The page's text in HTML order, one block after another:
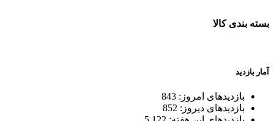
بسته بندی کالا
آمار بازدید
بازدیدهای امروز: 843
بازدیدهای دیروز: 852